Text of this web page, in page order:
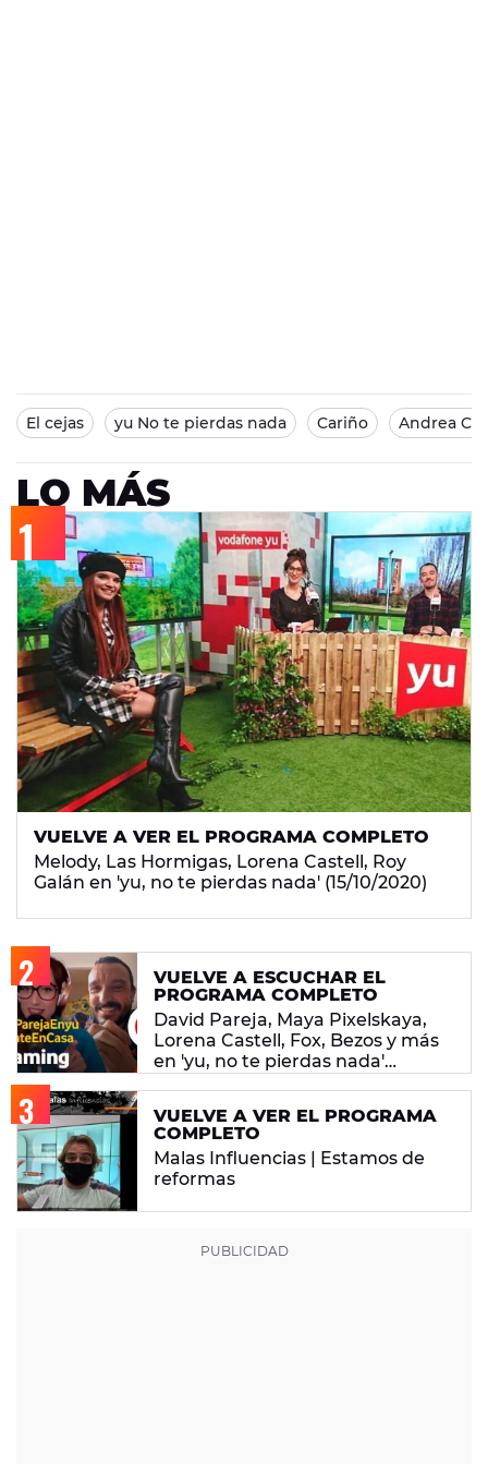
El cejas yu No te pierdas nada Cariño Andrea
LO MÁS
VUELVE A VER EL PROGRAMA COMPLETO
Melody, Las Hormigas, Lorena Castell, Roy
Galán en 'yu, no te pierdas nada' (15/10/2020)
VUELVE A ESCUCHAR EL
PROGRAMA COMPLETO
David Pareja, Maya Pixelskaya,
Lorena Castell, Fox, Bezos y más
en 'yu, no te pierdas nada'
VUELVE A VER EL PROGRAMA
COMPLETO
Malas Influencias | Estamos de
reformas